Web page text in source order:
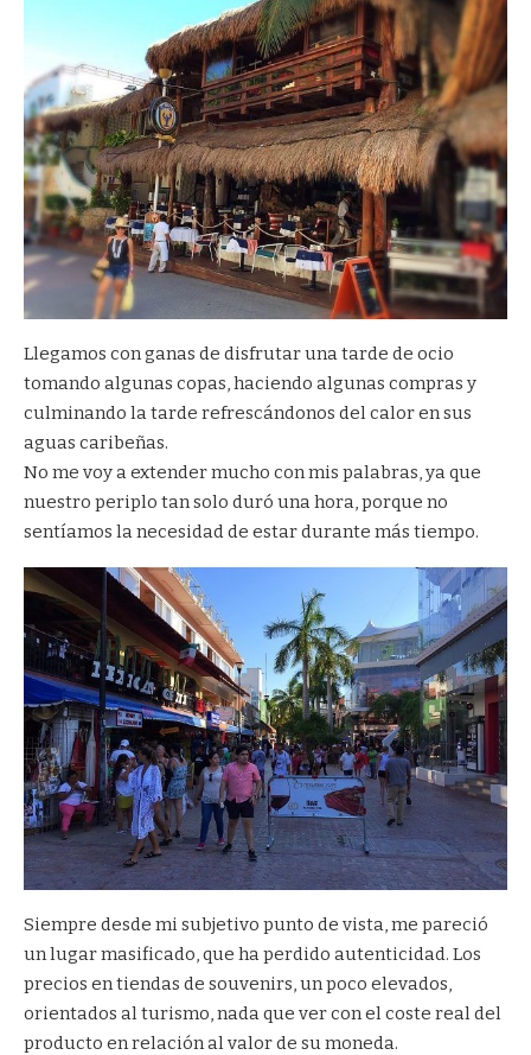
Llegamos con ganas de disfrutar una tarde de ocio
tomando algunas copas, haciendo algunas compras y
culminando la tarde refrescándonos del calor en sus
aguas caribeñas.
No me voy a extender mucho con mis palabras, ya que
nuestro periplo tan solo duró una hora, porque no
sentíamos la necesidad de estar durante más tiempo.
Siempre desde mi subjetivo punto de vista, me pareció
un lugar masificado, que ha perdido autenticidad. Los
precios en tiendas de souvenirs, un poco elevados,
orientados al turismo, nada que ver con el coste real del
producto en relación al valor de su moneda.